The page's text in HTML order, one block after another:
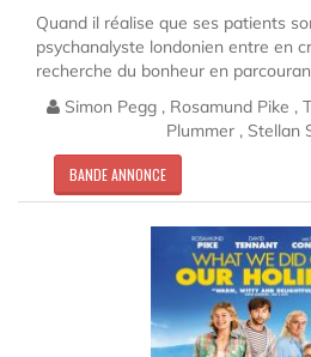
Quand il réalise que ses patients
psychanalyste londonien entre en
recherche du bonheur en
Simon Pegg , Rosamund Pike ,
Plummer , Stellan
BANDE ANNONCE